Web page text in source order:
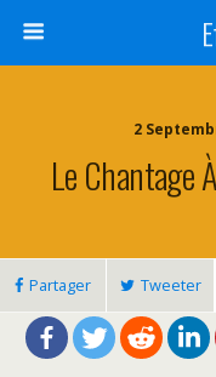
2
Le Chantage
Partager Tweeter